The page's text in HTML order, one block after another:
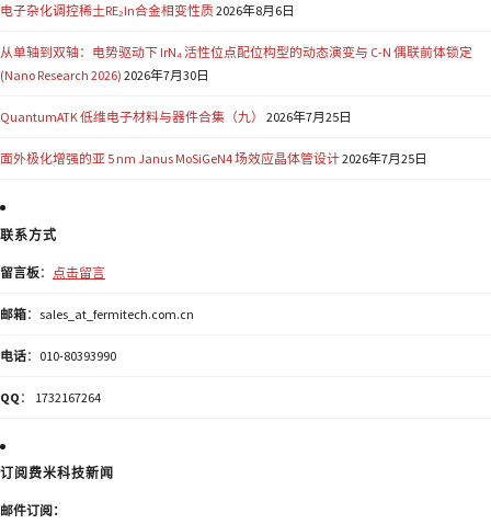
电子杂化调控稀土RE₂In合金相变性质2026年8月6日
从单轴到双轴：电势驱动下 IrN₄ 活性位点配位构型的动态演变与 C-N 偶联前体锁定
(Nano Research 2026) 2026年7月30日
QuantumATK 低维电子材料与器件合集（九） 2026年7月25日
面外极化增强的亚 5 nm Janus MoSiGeN4 场效应晶体管设计2026年7月25日
联系方式
留言板： 点击留言
邮箱：sales_at_fermitech.com.cn
电话：010-80393990
QQ ： 1732167264
订阅费米科技新闻
邮件订阅：